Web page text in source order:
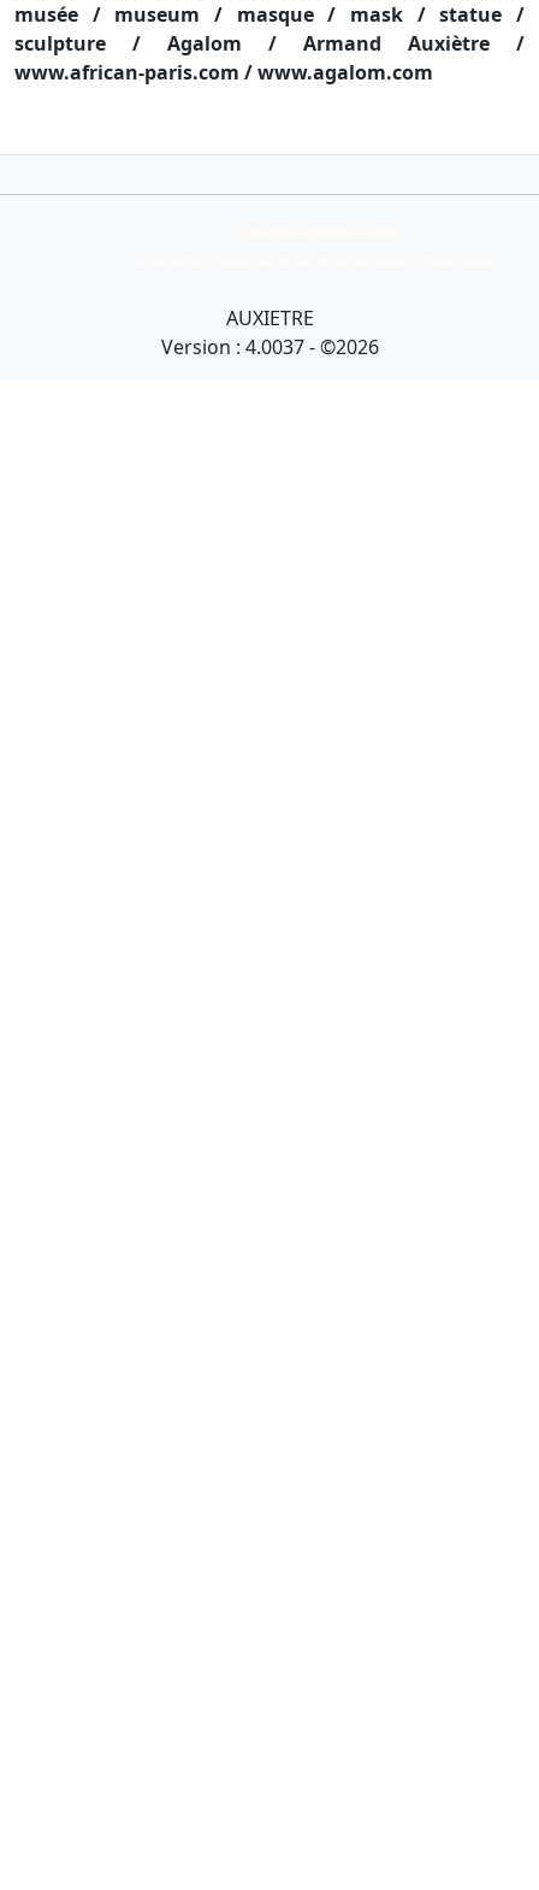
musée / museum / masque / mask / statue /
sculpture / Agalom / Armand Auxiètre /
www.african-paris.com / www.agalom.com
AUXIETRE
Version : 4.0037 - ©2026